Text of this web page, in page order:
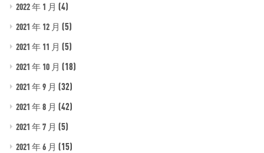
2022 年 1 月 (4)
2021 年 12 月 (5)
2021 年 11 月 (5)
2021 年 10 月 (18)
2021 年 9 月 (32)
2021 年 8 月 (42)
2021 年 7 月 (5)
2021 年 6 月 (15)